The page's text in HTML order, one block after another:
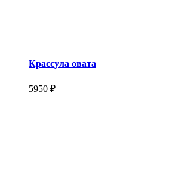
Крассула овата
5950 ₽